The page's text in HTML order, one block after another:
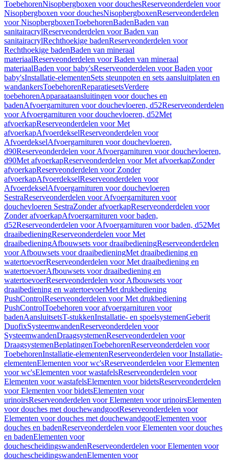
ToebehorenNisopbergboxen voor douchesReserveonderdelen voor
Nisopbergboxen voor douchesNisopbergboxenReserveonderdelen
voor NisopbergboxenToebehorenBadenBaden van
sanitairacrylReserveonderdelen voor Baden van
sanitairacrylRechthoekige badenReserveonderdelen voor
Rechthoekige badenBaden van mineraal
materiaalReserveonderdelen voor Baden van mineraal
materiaalBaden voor baby'sReserveonderdelen voor Baden voor
baby'sInstallatie-elementenSets steunpoten en sets aansluitplaten en
wandankersToebehorenReparatiesetsVerdere
toebehorenApparaataansluitingen voor douches en
badenAfvoergarnituren voor douchevloeren, d52Reserveonderdelen
voor Afvoergarnituren voor douchevloeren, d52Met
afvoerkapReserveonderdelen voor Met
afvoerkapAfvoerdekselReserveonderdelen voor
AfvoerdekselAfvoergarnituren voor douchevloeren,
d90Reserveonderdelen voor Afvoergarnituren voor douchevloeren,
d90Met afvoerkapReserveonderdelen voor Met afvoerkapZonder
afvoerkapReserveonderdelen voor Zonder
afvoerkapAfvoerdekselReserveonderdelen voor
AfvoerdekselAfvoergarnituren voor douchevloeren
SestraReserveonderdelen voor Afvoergarnituren voor
douchevloeren SestraZonder afvoerkapReserveonderdelen voor
Zonder afvoerkapAfvoergarnituren voor baden,
d52Reserveonderdelen voor Afvoergarnituren voor baden, d52Met
draaibedieningReserveonderdelen voor Met
draaibedieningAfbouwsets voor draaibedieningReserveonderdelen
voor Afbouwsets voor draaibedieningMet draaibediening en
watertoevoerReserveonderdelen voor Met draaibediening en
watertoevoerAfbouwsets voor draaibediening en
watertoevoerReserveonderdelen voor Afbouwsets voor
draaibediening en watertoevoerMet drukbediening
PushControlReserveonderdelen voor Met drukbediening
PushControlToebehoren voor afvoergarnituren voor
badenAansluitsetsT-stukkenInstallatie- en spoelsystemenGeberit
DuofixSysteemwandenReserveonderdelen voor
SysteemwandenDraagsystemenReserveonderdelen voor
DraagsystemenBeplatingenToebehorenReserveonderdelen voor
ToebehorenInstallatie-elementenReserveonderdelen voor Installatie-
elementenElementen voor wc'sReserveonderdelen voor Elementen
voor wc'sElementen voor wastafelsReserveonderdelen voor
Elementen voor wastafelsElementen voor bidetsReserveonderdelen
voor Elementen voor bidetsElementen voor
urinoirsReserveonderdelen voor Elementen voor urinoirsElementen
voor douches met douchewandgootReserveonderdelen voor
Elementen voor douches met douchewandgootElementen voor
douches en badenReserveonderdelen voor Elementen voor douches
en badenElementen voor
douchescheidingswandenReserveonderdelen voor Elementen voor
douchescheidingswandenElementen voor